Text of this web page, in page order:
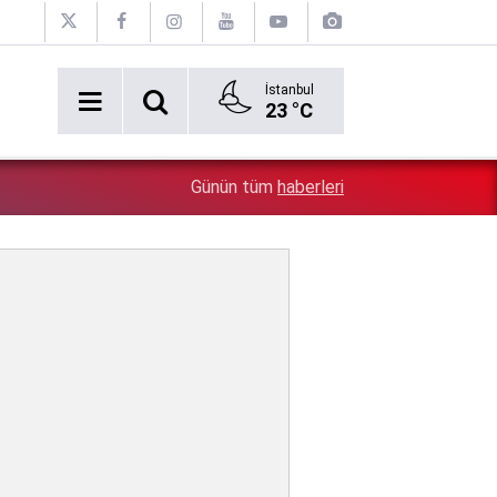
İstanbul
23 °C
Çin'in gözü doymuyor: Altın rezervleri doldu taştı!
Günün tüm haberleri